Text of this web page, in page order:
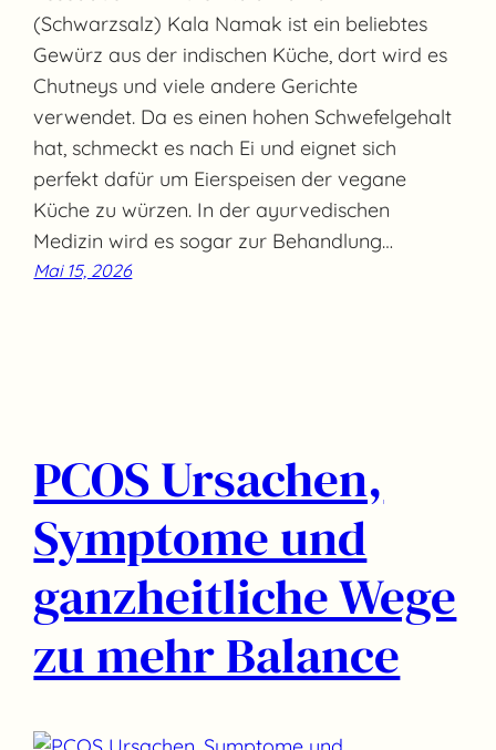
(Schwarzsalz) Kala Namak ist ein beliebtes
Gewürz aus der indischen Küche, dort wird es
Chutneys und viele andere Gerichte
verwendet. Da es einen hohen Schwefelgehalt
hat, schmeckt es nach Ei und eignet sich
perfekt dafür um Eierspeisen der vegane
Küche zu würzen. In der ayurvedischen
Medizin wird es sogar zur Behandlung…
Mai 15, 2026
PCOS Ursachen,
Symptome und
ganzheitliche Wege
zu mehr Balance